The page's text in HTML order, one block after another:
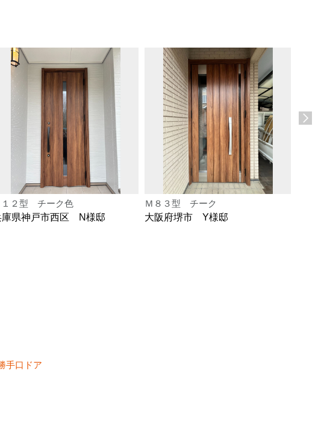
１２型 チーク色
庫県神戸市西区 N様邸
Ｍ８３型 チーク
大阪府堺市 Y様邸
手口ドア